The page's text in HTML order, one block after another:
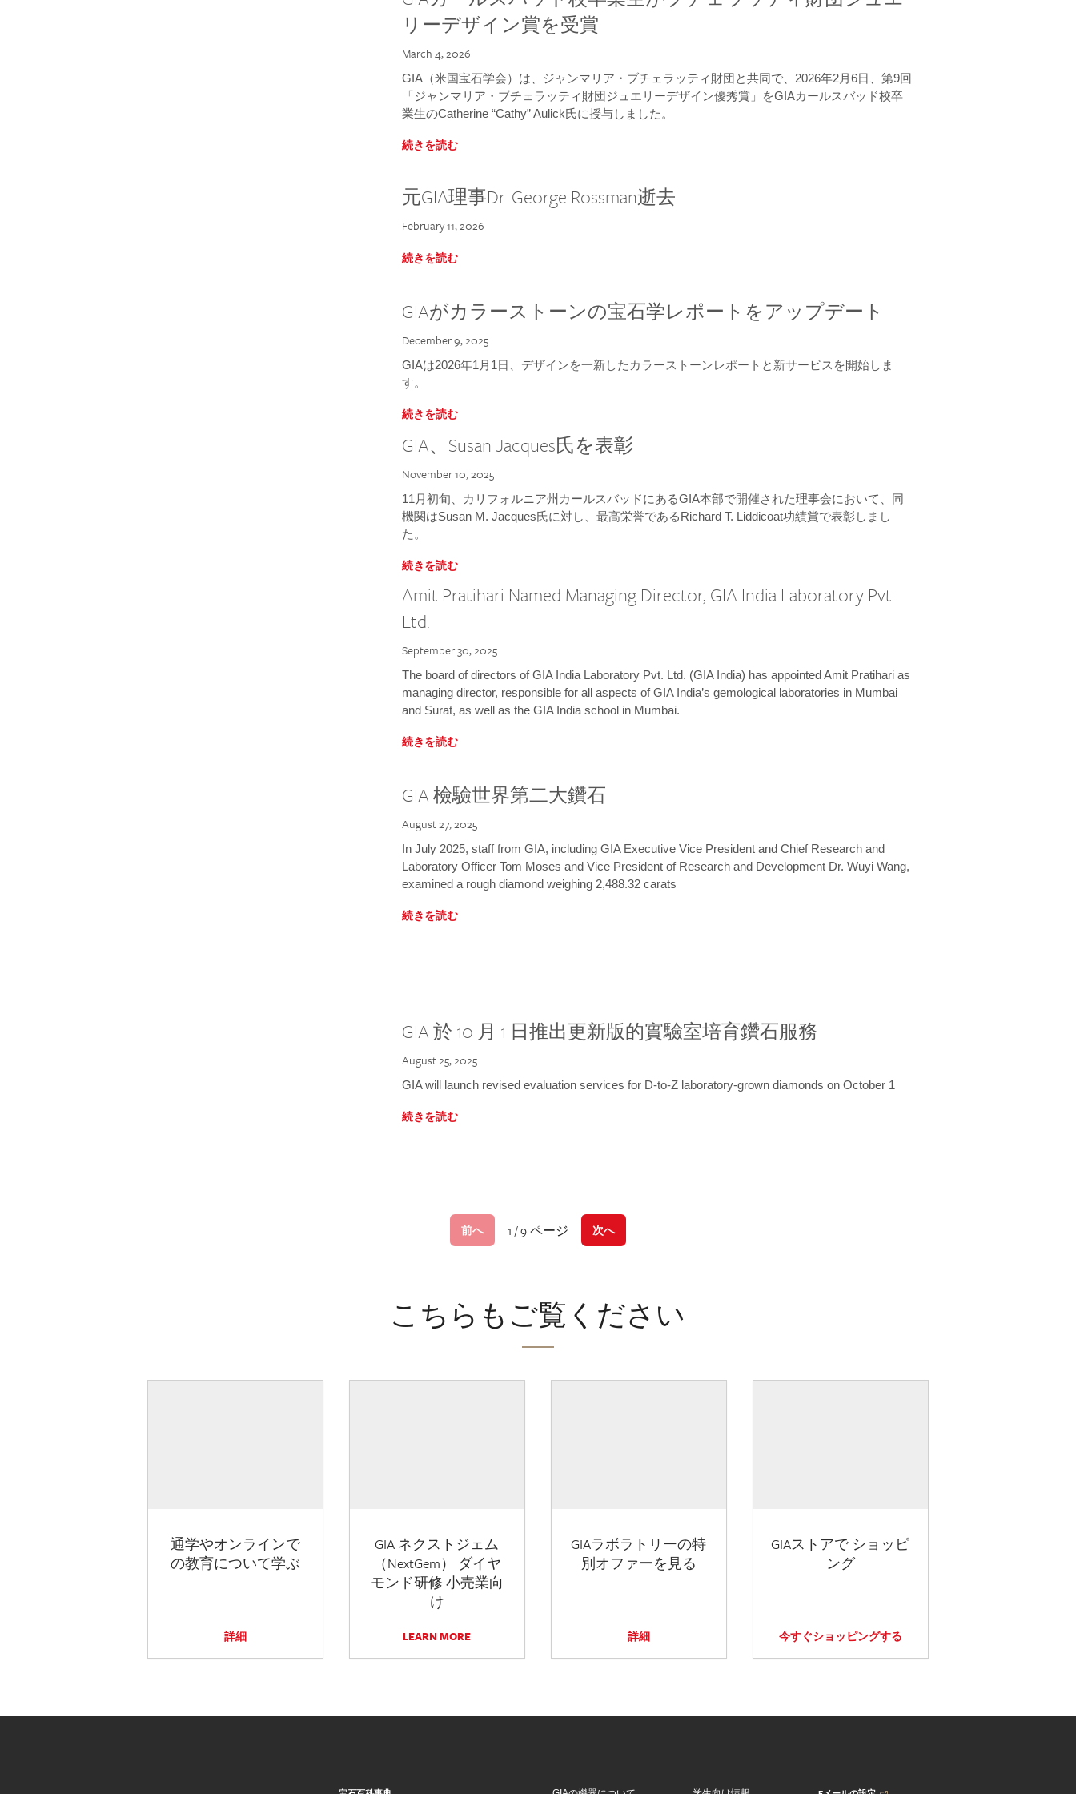
リーデザイン賞を受賞
March 4, 2026
GIA（米国宝石学会）は、ジャンマリア・ブチェラッティ財団と共同で、2026年2月6日、第9回
「ジャンマリア・ブチェラッティ財団ジュエリーデザイン優秀賞」をGIAカールスバッド校卒
業生のCatherine “Cathy” Aulick氏に授与しました。
続きを読む
元GIA理事Dr. George Rossman逝去
February 11, 2026
続きを読む
GIAがカラーストーンの宝石学レポートをアップデート
December 9, 2025
GIAは2026年1月1日、デザインを一新したカラーストーンレポートと新サービスを開始しま
す。
続きを読む
GIA、Susan Jacques氏を表彰
November 10, 2025
11月初旬、カリフォルニア州カールスバッドにあるGIA本部で開催された理事会において、同
機関はSusan M. Jacques氏に対し、最高栄誉であるRichard T. Liddicoat功績賞で表彰しまし
た。
続きを読む
Amit Pratihari Named Managing Director, GIA India Laboratory Pvt.
Ltd.
September 30, 2025
The board of directors of GIA India Laboratory Pvt. Ltd. (GIA India) has appointed Amit Pratihari as
managing director, responsible for all aspects of GIA India’s gemological laboratories in Mumbai
and Surat, as well as the GIA India school in Mumbai.
続きを読む
GIA 檢驗世界第二大鑽石
August 27, 2025
In July 2025, staff from GIA, including GIA Executive Vice President and Chief Research and
Laboratory Officer Tom Moses and Vice President of Research and Development Dr. Wuyi Wang,
examined a rough diamond weighing 2,488.32 carats
続きを読む
GIA 於 10 月 1 日推出更新版的實驗室培育鑽石服務
August 25, 2025
GIA will launch revised evaluation services for D-to-Z laboratory-grown diamonds on October 1
続きを読む
前へ 1 / 9 ページ 次へ
こちらもご覧ください
通学やオンラインで
の教育について学ぶ
詳細
GIA ネクストジェム
（NextGem） ダイヤ
モンド研修 小売業向
け
LEARN MORE
GIAラボラトリーの特
別オファーを見る
詳細
GIAストアで ショッピ
ング
今すぐショッピングする